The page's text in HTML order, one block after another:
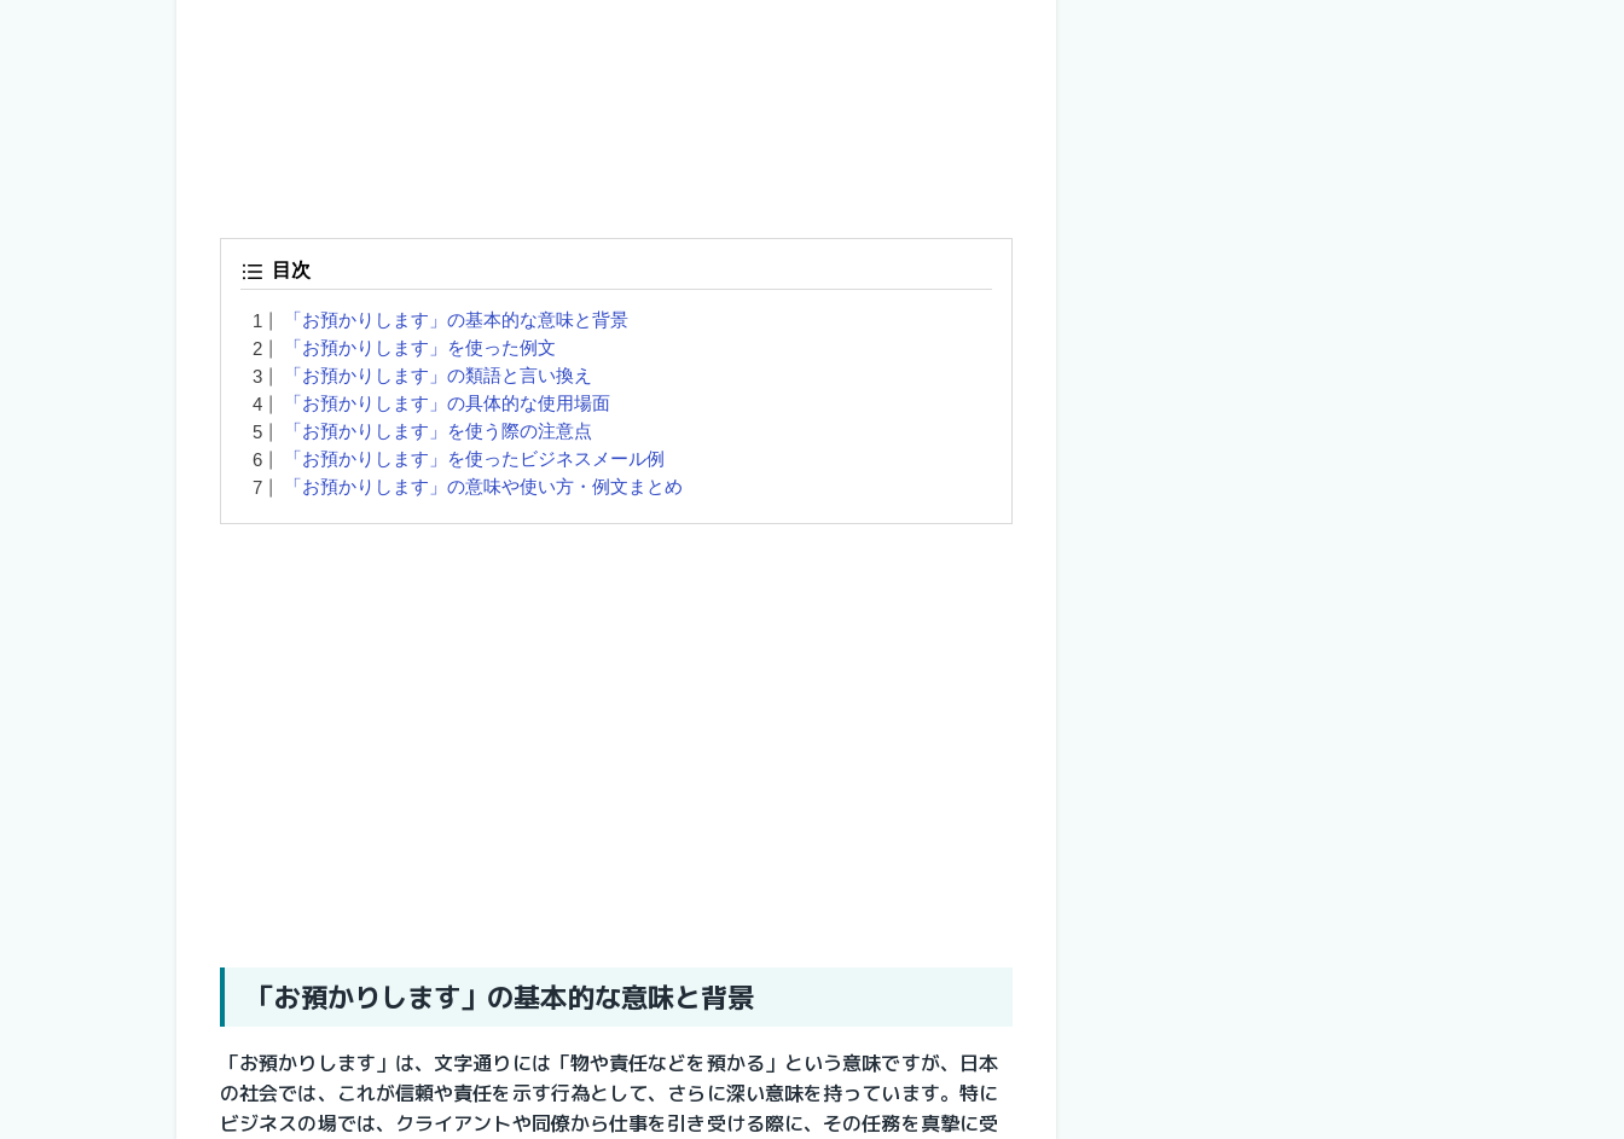
目次
「お預かりします」の基本的な意味と背景
「お預かりします」を使った例文
「お預かりします」の類語と言い換え
「お預かりします」の具体的な使用場面
「お預かりします」を使う際の注意点
「お預かりします」を使ったビジネスメール例
「お預かりします」の意味や使い方・例文まとめ
「お預かりします」の基本的な意味と背景
「お預かりします」は、文字通りには「物や責任などを預かる」という意味ですが、日本
の社会では、これが信頼や責任を示す行為として、さらに深い意味を持っています。特に
ビジネスの場では、クライアントや同僚から仕事を引き受ける際に、その任務を真摯に受